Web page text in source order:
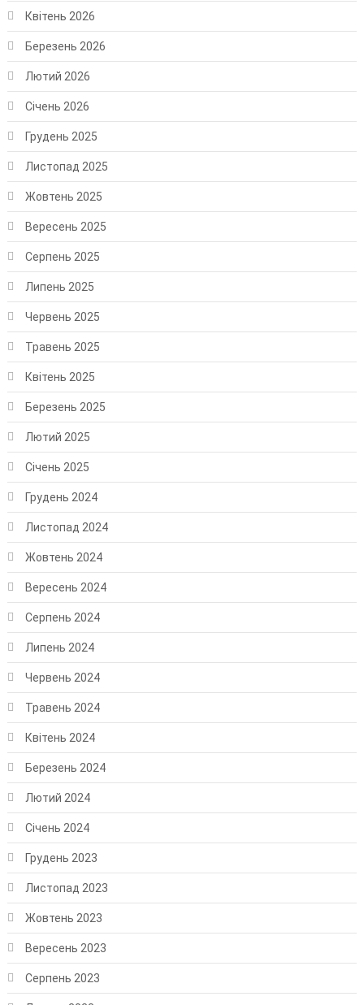
Квітень 2026
Березень 2026
Лютий 2026
Січень 2026
Грудень 2025
Листопад 2025
Жовтень 2025
Вересень 2025
Серпень 2025
Липень 2025
Червень 2025
Травень 2025
Квітень 2025
Березень 2025
Лютий 2025
Січень 2025
Грудень 2024
Листопад 2024
Жовтень 2024
Вересень 2024
Серпень 2024
Липень 2024
Червень 2024
Травень 2024
Квітень 2024
Березень 2024
Лютий 2024
Січень 2024
Грудень 2023
Листопад 2023
Жовтень 2023
Вересень 2023
Серпень 2023